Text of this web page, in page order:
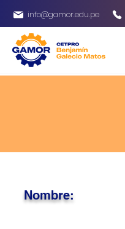
info@gamor.edu.pe
Nombre: